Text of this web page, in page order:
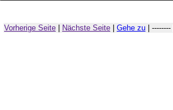
Vorherige Seite Nächste Seite Gehe zu | -------- |